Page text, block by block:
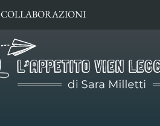
COLLABORAZIONI